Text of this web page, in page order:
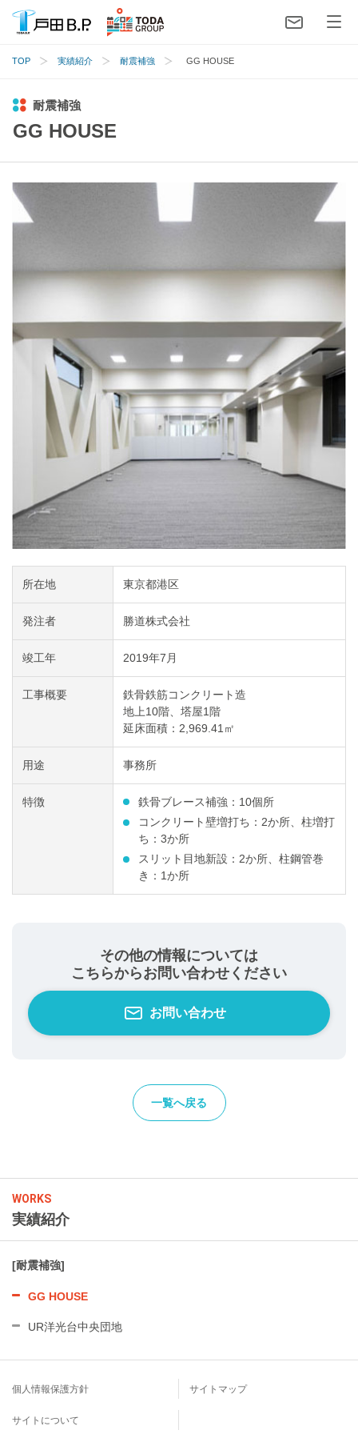
TOP 実績紹介 耐震補強 GG HOUSE
耐震補強
GG HOUSE
WORKS
実績紹介
[耐震補強]
GG HOUSE
UR洋光台中央団地
所在地 東京都港区
発注者 勝道株式会社
竣工年 2019年7月
工事概要
鉄骨鉄筋コンクリート造
地上10階、塔屋1階
延床面積：2,969.41㎡
用途 事務所
特徴
鉄骨ブレース補強：10個所
コンクリート壁増打ち：2か所、柱増打
ち：3か所
スリット目地新設：2か所、柱鋼管巻
き：1か所
その他の情報については
こちらからお問い合わせください
お問い合わせ
一覧へ戻る
個人情報保護方針 サイトマップ
サイトについて